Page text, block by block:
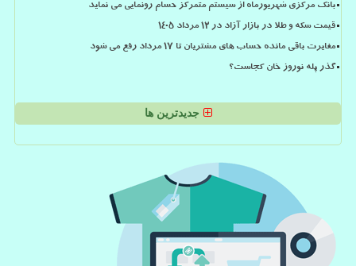
بانک مرکزی شهریورماه از سیستم متمرکز حسام رونمایی می نماید
قیمت سکه و طلا در بازار آزاد در ۱۲ مرداد ۱۴۰۵
مغایرت باقی مانده حساب های مشتریان تا 17 مرداد رفع می شود
گذر پله نوروز خان کجاست؟
جدیدترین ها